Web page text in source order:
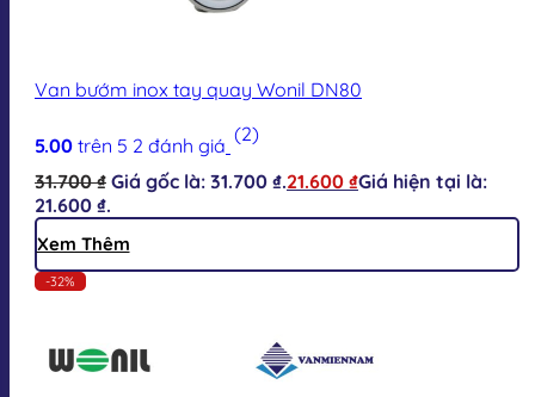
Van bướm inox tay quay Wonil DN80
5.00 trên 5 2 đánh giá (2)
31.700₫ Giá gốc là: 31.700 ₫.21.600 ₫Giá hiện tại là:
21.600 ₫.
Xem Thêm
-32%